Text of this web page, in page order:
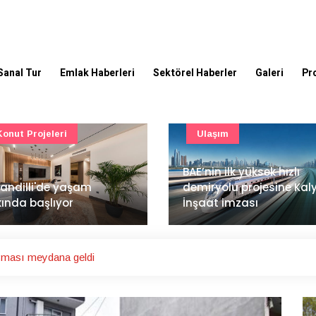
Tur Emlak Haberleri Sektörel Haberler Galeri
ilk yüksek hızlı
projesine Kalyon
imzası
Mimarlık ve mühendislik
projeleri e-PYS ile dijital
ortama taşınacak
Güncel
meydana geldi